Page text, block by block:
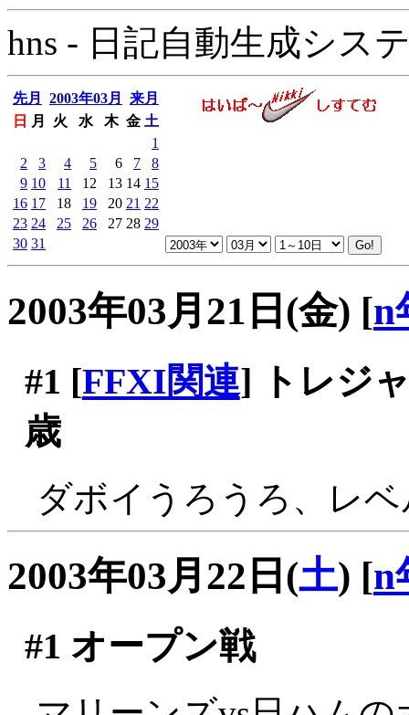
hns - 日記自動生成シス
先月 2003年03月
来月
日
月 火 水 木 金 土
1
2
3 4 5 6 7
8
9 10 11 12 13 14 15
16 17 18 19 20 21 22
23 24 25 26 27 28 29
30 31
2003年03月21日(金) [n
#1 [FFXI関連] トレジ
歳
ダボイうろうろ、レ
2003年03月22日(土) [n
#1 オープン戦